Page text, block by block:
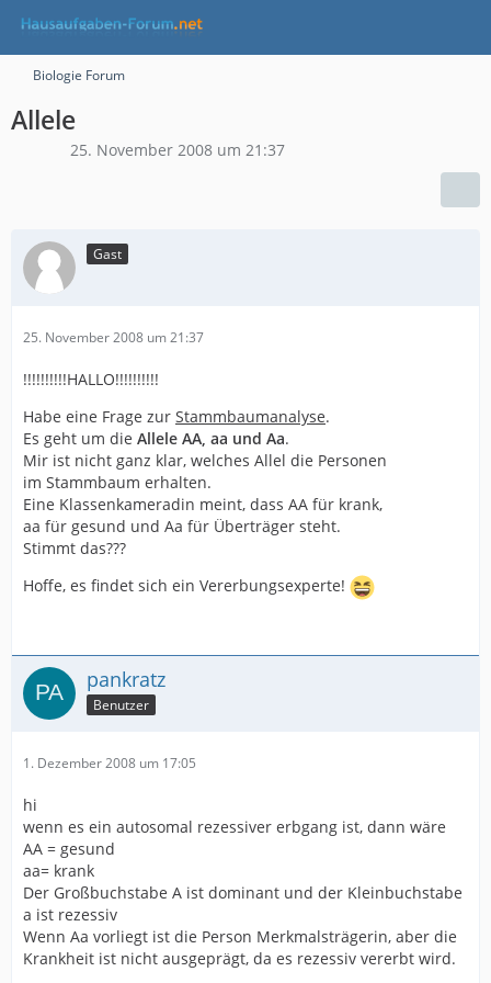
Biologie Forum
Allele
25. November 2008 um 21:37
Gast
25. November 2008 um 21:37
!!!!!!!!!!HALLO!!!!!!!!!!
Habe eine Frage zur Stammbaumanalyse.
Es geht um die Allele AA, aa und Aa.
Mir ist nicht ganz klar, welches Allel die Personen
im Stammbaum erhalten.
Eine Klassenkameradin meint, dass AA für krank,
aa für gesund und Aa für Überträger steht.
Stimmt das???
Hoffe, es findet sich ein Vererbungsexperte!
pankratz
Benutzer
1. Dezember 2008 um 17:05
hi
wenn es ein autosomal rezessiver erbgang ist, dann wäre
AA = gesund
aa= krank
Der Großbuchstabe A ist dominant und der Kleinbuchstabe
a ist rezessiv
Wenn Aa vorliegt ist die Person Merkmalsträgerin, aber die
Krankheit ist nicht ausgeprägt, da es rezessiv vererbt wird.